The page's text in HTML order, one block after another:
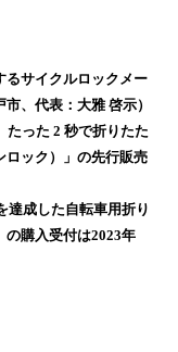
るサイクルロックメー
、代表：大雅 啓示）
たった 2 秒で折りたた
ック）」の先行販売
達成した自転車用折り
購入受付は2023年